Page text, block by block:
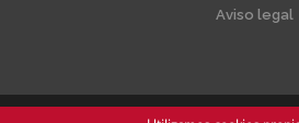
Aviso legal